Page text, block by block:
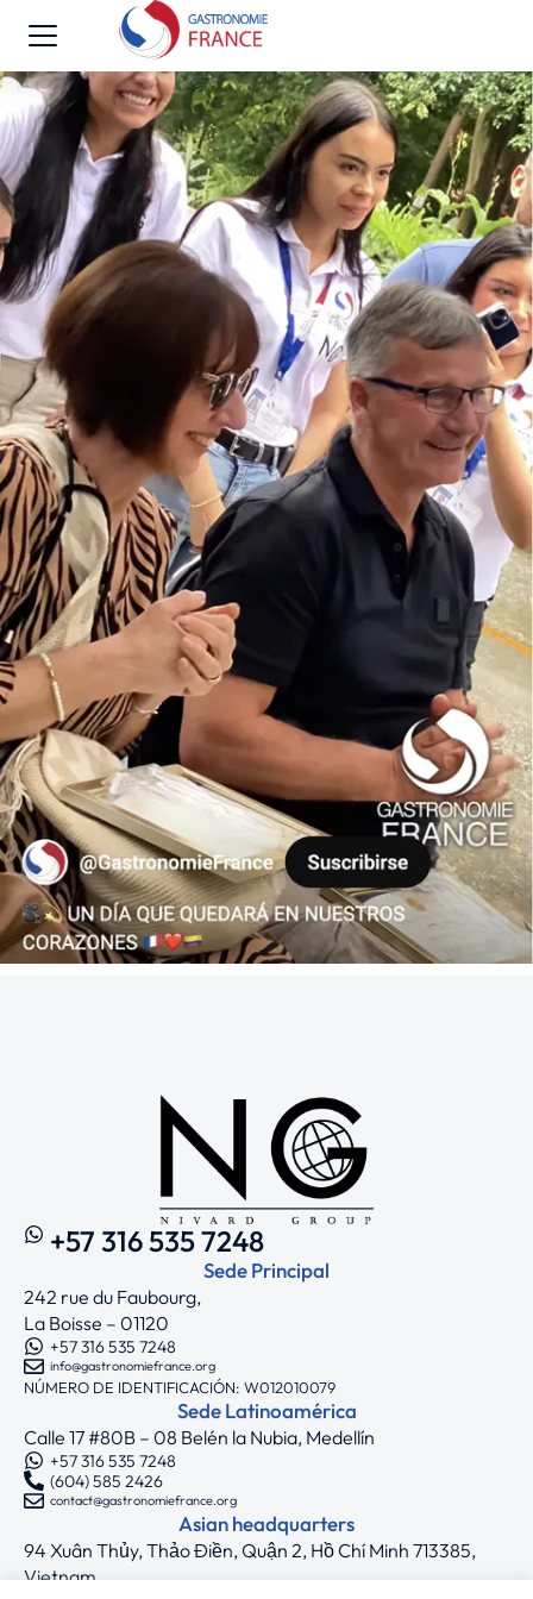
+57 316 535 7248
Sede Principal
242 rue du Faubourg,
La Boisse – 01120
+57 316 535 7248
info@gastronomiefrance.org
NÚMERO DE IDENTIFICACIÓN: W012010079
Sede Latinoamérica
Calle 17 #80B – 08 Belén la Nubia, Medellín
+57 316 535 7248
(604) 585 2426
contact@gastronomiefrance.org
Asian headquarters
94 Xuân Thủy, Thảo Điền, Quận 2, Hồ Chí Minh 713385,
Vietnam